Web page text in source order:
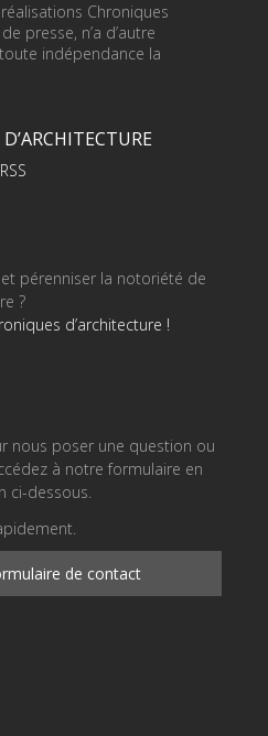
Chroniques
presse, n’a d’autre
indépendance la
pérenniser la notoriété de
?
d’architecture !
nous poser une question ou
à notre formulaire en
ci-dessous.
de contact